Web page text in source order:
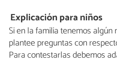
Explicación para niños
Si en la familia tenemos algún
plantee preguntas con
Para contestarlas debemos